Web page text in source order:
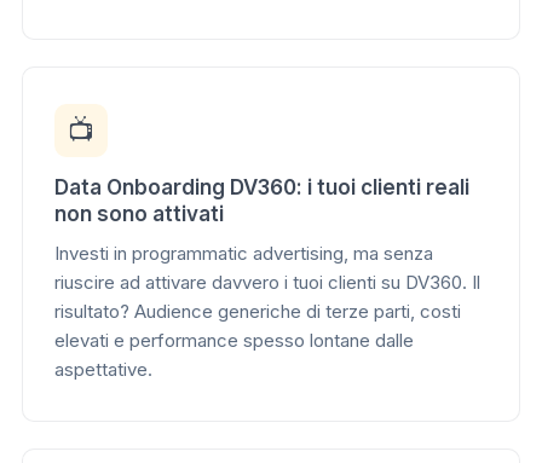
📺
Data Onboarding DV360: i tuoi clienti reali
non sono attivati
Investi in programmatic advertising, ma senza
riuscire ad attivare davvero i tuoi clienti su DV360. Il
risultato? Audience generiche di terze parti, costi
elevati e performance spesso lontane dalle
aspettative.